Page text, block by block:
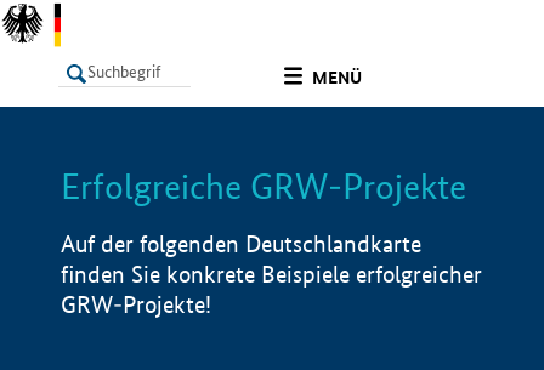
MENÜ
LISTE Info
Erfolgreiche GRW-Projekte
Auf der folgenden Deutschlandkarte
finden Sie konkrete Beispiele erfolgreicher
GRW-Projekte!